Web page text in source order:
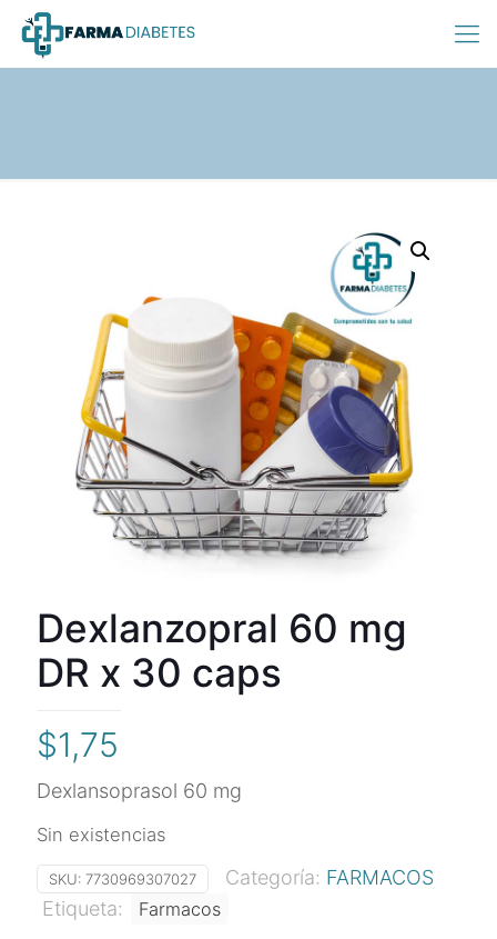
Dexlanzopral 60 mg
DR x 30 caps
$1,75
Dexlansoprasol 60 mg
Sin existencias
SKU: 7730969307027 Categoría: FARMACOS
Etiqueta:
Farmacos